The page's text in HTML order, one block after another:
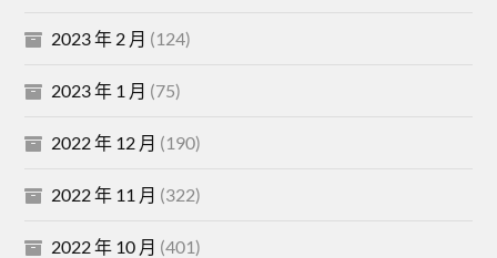
2023 年 2 月 (124)
2023 年 1 月 (75)
2022 年 12 月 (190)
2022 年 11 月 (322)
2022 年 10 月 (401)